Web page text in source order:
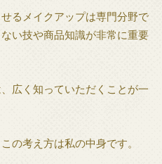
るメイクアップは専門分野で
い技や商品知識が非常に重要
広く知っていただくことが一
の考え方は私の中身です。